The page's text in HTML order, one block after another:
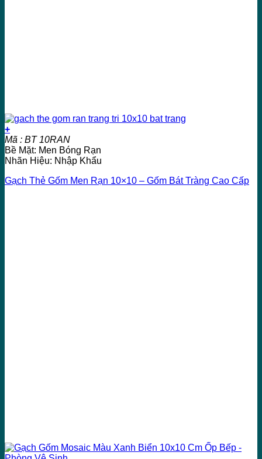
+
Mã : BT 10RAN
Bề Mặt: Men Bóng Rạn
Nhãn Hiệu: Nhập Khẩu
Gạch Thẻ Gốm Men Rạn 10×10 – Gốm Bát Tràng Cao Cấp